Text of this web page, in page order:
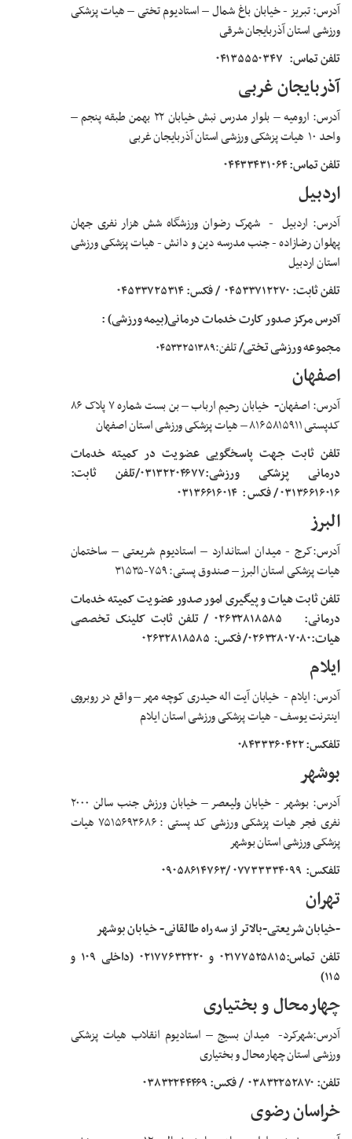
آدرس: تبریز- خیابان باغ شمال–استادیوم تختی–هیات پزشکی
ورزشی استان آذربایجان شرقی
تلفن تماس:
آذربایجان غربی
آدرس:
ارومیه – بلوار مدرس نبش خیابان ۲۲ بهمن طبقه پنجم –
واحد ۱۰ هیات پزشکی ورزشی استان آذربایجان غربی
تلفن تماس: ۰۴۴۳۳۴۳۱۰۶۴
اردبیل
آدرس: اردبیل-شهرک رضوان ورزشگاه شش هزار نفری جهان
پهلوان رضازاده - جنب مدرسه دین و دانش - هیات پزشکی ورزشی
استان اردبیل
تلفن ثابت: ۰۴۵۳۳۷۱۲۲۷۰
/ فکس:۰۴۵۳۳۷۲۵۳۱۴
آدرس مرکز صدور کارت خدمات درمانی(بیمه ورزشی) :
مجموعه ورزشی تختی/تلفن:۰۴۵۳۳۲۵۱۳۸۹
اصفهان
آدرس:اصفهان- خیابان رحیم ارباب–
بن بست شماره ۷ پلاک ۸۶
کدپستی ۸۱۶۵۸۱۵۹۱۱
–هیات پزشکی ورزشی استان اصفهان
تلفن ثابت جهت پاسخگویی عضویت در کمیته خدمات
درمانی پزشکی ورزشی:۰۳۱۳۲۲۰۴۶۷۷/تلفن ثابت:
۰۳۱۳۶۶۱۶۰۱۶ / فکس :
البرز
آدرس:کرج - میدان استاندارد–استادیوم شریعتی– ساختمان
هیات پزشکیاستان البرز–صندوق پستی: ۷۵۹-۳۱۵۳۵
تلفن ثابت هیات و پیگیری امور صدور عضویت کمیته خدمات
درمانی: ۰۲۶۳۲۸۱۸۵۸۵ / تلفن ثابت کلینک تخصصی
هیات:۰۲۶۳۲۸۰۷۰۸۰/ فکس:
ایلام
آدرس:ایلام - خیابان آیت اله حیدری کوچه مهر–واقع در روبروی
اینترنت یوسف - هیات پزشکی ورزشی استان ایلام
تلفکس: ۰۸۴۳۳۳۶۰۴۲۲
بوشهر
آدرس: بوشهر - خیابان ولیعصر–
خیابان ورزش جنب سالن ۲۰۰۰
نفری فجر هیات پزشکی ورزشی کد پستی : ۷۵۱۵۶۹۳۶۸۶ هیات
پزشکی ورزشی استان بوشهر
تلفکس:
تهران
-خیابان شریعتی-بالاتر از سه راه طالقانی- خیابان بوشهر
تلفن تماس:۰۲۱۷۷۵۲۵۸۱۵ و ۰۲۱۷۷۶۳۲۲۲۰ (داخلی ۱۰۹ و
۱۱۵)
چهارمحال و بختیاری
آدرس:شهرکرد-میدان بسیج– استادیوم انقلاب هیات پزشکی
ورزشی استان چهارمحال و بختیاری
تلفن: ۰۳۸۳۲۲۵۲۸۷۰
/ فکس: ۰۳۸۳۲۲۴۴۴۶۹
خراسان رضوی